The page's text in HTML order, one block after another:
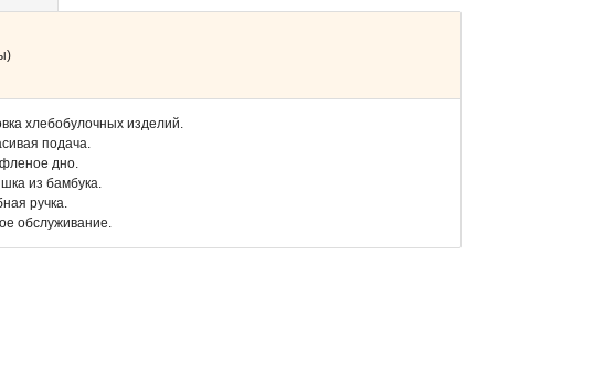
хлебобулочных изделий.
подача.
дно.
из бамбука.
ручка.
обслуживание.